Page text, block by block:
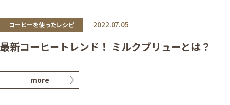
コーヒーを使ったレシピ 2022.07.05
最新コーヒートレンド！ ミルクブリューとは？
more